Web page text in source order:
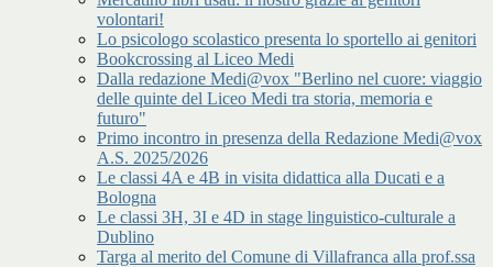
volontari!
Lo psicologo scolastico presenta lo sportello ai genitori
Bookcrossing al Liceo Medi
Dalla redazione Medi@vox "Berlino nel cuore: viaggio
delle quinte del Liceo Medi tra storia, memoria e
futuro"
Primo incontro in presenza della Redazione Medi@vox
A.S. 2025/2026
Le classi 4A e 4B in visita didattica alla Ducati e a
Bologna
Le classi 3H, 3I e 4D in stage linguistico-culturale a
Dublino
Targa al merito del Comune di Villafranca alla prof.ssa